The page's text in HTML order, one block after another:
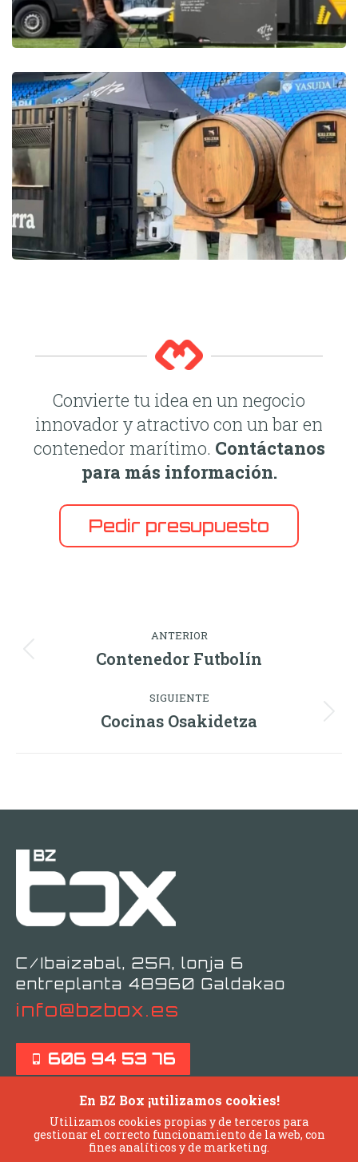
Convierte tu idea en un negocio
innovador y atractivo con un bar en
contenedor marítimo. Contáctanos
para más información.
Pedir presupuesto
entre
ANTERIOR
Proyecto
Contenedor Futbolín
SIGUIENTE
Proyecto
Cocinas Osakidetza
C/Ibaizabal, 25A, lonja 6
entreplanta 48960 Galdakao
info@bzbox.es
606 94 53 76
En BZ Box ¡utilizamos cookies!
Utilizamos cookies propias y de terceros para
gestionar el correcto funcionamiento de la web, con
fines analíticos y de marketing.